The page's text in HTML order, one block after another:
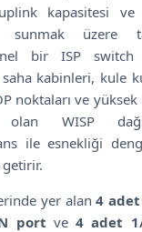
kapasitesi ve
sunmak üzere
bir ISP switch
kabinleri, kule
noktaları ve yüksek
olan WISP
ile esnekliği
yer alan4 adet
port ve4 adet 1/